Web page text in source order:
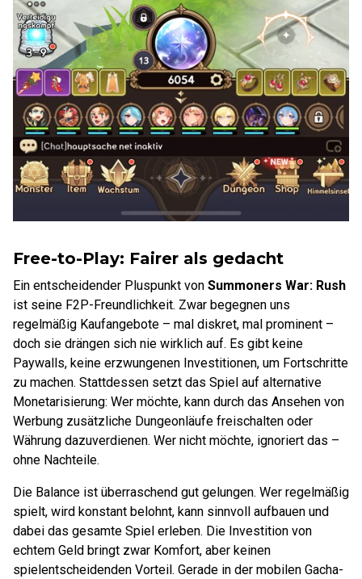
Free-to-Play: Fairer als gedacht
Ein entscheidender Pluspunkt von Summoners War: Rush
ist seine F2P-Freundlichkeit. Zwar begegnen uns
regelmäßig Kaufangebote – mal diskret, mal prominent –
doch sie drängen sich nie wirklich auf. Es gibt keine
Paywalls, keine erzwungenen Investitionen, um Fortschritte
zu machen. Stattdessen setzt das Spiel auf alternative
Monetarisierung: Wer möchte, kann durch das Ansehen von
Werbung zusätzliche Dungeonläufe freischalten oder
Währung dazuverdienen. Wer nicht möchte, ignoriert das –
ohne Nachteile.
Die Balance ist überraschend gut gelungen. Wer regelmäßig
spielt, wird konstant belohnt, kann sinnvoll aufbauen und
dabei das gesamte Spiel erleben. Die Investition von
echtem Geld bringt zwar Komfort, aber keinen
spielentscheidenden Vorteil. Gerade in der mobilen Gacha-